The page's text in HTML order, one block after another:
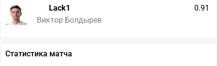
Lack1
Виктор Болдырев
0.91
Статистика матча